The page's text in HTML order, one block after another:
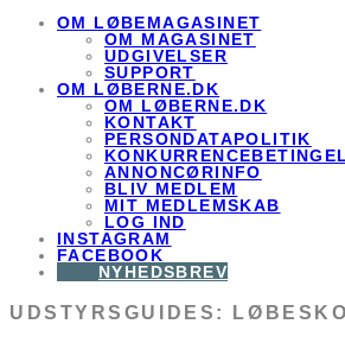
OM LØBEMAGASINET
OM MAGASINET
UDGIVELSER
SUPPORT
OM LØBERNE.DK
OM LØBERNE.DK
KONTAKT
PERSONDATAPOLITIK
ANNONCØRINFO
BLIV MEDLEM
MIT MEDLEMSKAB
LOG IND
INSTAGRAM
FACEBOOK
NYHEDSBREV
UDSTYRSGUIDES: LØBESKO